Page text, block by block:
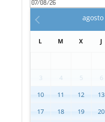
agosto
L M X J
3
4 5 6
10
11 12 13
17
18 19 20